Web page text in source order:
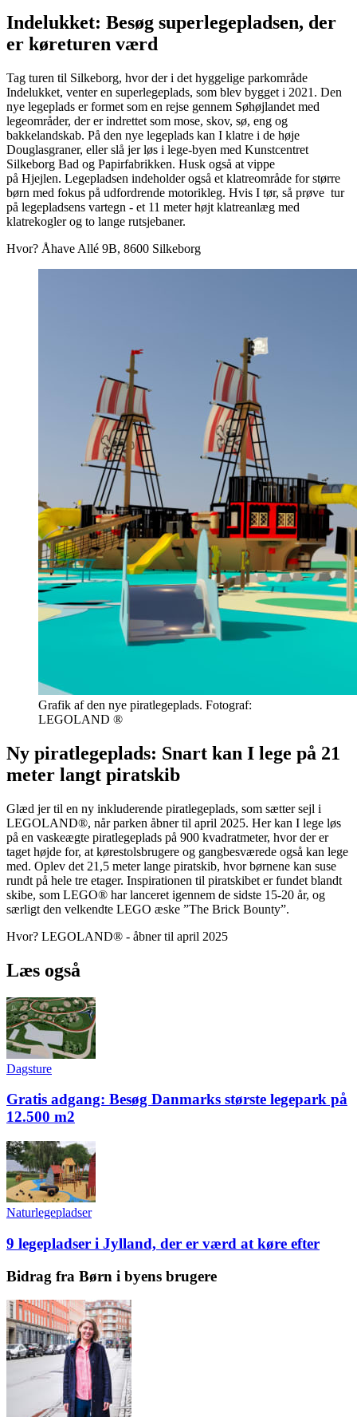
Indelukket: Besøg superlegepladsen, der
er køreturen værd
Tag turen til Silkeborg, hvor der i det hyggelige parkområde
Indelukket, venter en superlegeplads, som blev bygget i 2021. Den
nye legeplads er formet som en rejse gennem Søhøjlandet med
legeområder, der er indrettet som mose, skov, sø, eng og
bakkelandskab. På den nye legeplads kan I klatre i de høje
Douglasgraner, eller slå jer løs i lege-byen med Kunstcentret
Silkeborg Bad og Papirfabrikken. Husk også at vippe
på Hjejlen. Legepladsen indeholder også et klatreområde for større
børn med fokus på udfordrende motorikleg. Hvis I tør, så prøve tur
på legepladsens vartegn - et 11 meter højt klatreanlæg med
klatrekogler og to lange rutsjebaner.
Hvor? Åhave Allé 9B, 8600 Silkeborg
Grafik af den nye piratlegeplads. Fotograf:
LEGOLAND ®
Ny piratlegeplads: Snart kan I lege på 21
meter langt piratskib
Glæd jer til en ny inkluderende piratlegeplads, som sætter sejl i
LEGOLAND®, når parken åbner til april 2025. Her kan I lege løs
på en vaskeægte piratlegeplads på 900 kvadratmeter, hvor der er
taget højde for, at kørestolsbrugere og gangbesværede også kan lege
med. Oplev det 21,5 meter lange piratskib, hvor børnene kan suse
rundt på hele tre etager. Inspirationen til piratskibet er fundet blandt
skibe, som LEGO® har lanceret igennem de sidste 15-20 år, og
særligt den velkendte LEGO æske ”The Brick Bounty”.
Hvor? LEGOLAND® - åbner til april 2025
Læs også
Dagsture
Gratis adgang: Besøg Danmarks største legepark på
12.500 m2
Naturlegepladser
9 legepladser i Jylland, der er værd at køre efter
Bidrag fra Børn i byens brugere